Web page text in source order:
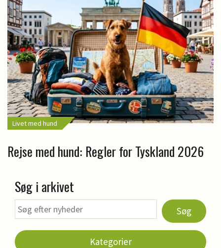
Livet med hund
Rejse med hund: Regler for Tyskland 2026
Søg i arkivet
Søg
Kategorier